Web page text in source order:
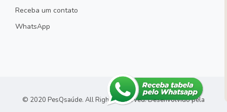
Receba um contato
WhatsApp
© 2020 PesQsaúde. All Rights Reserved.Desenvolvido pela